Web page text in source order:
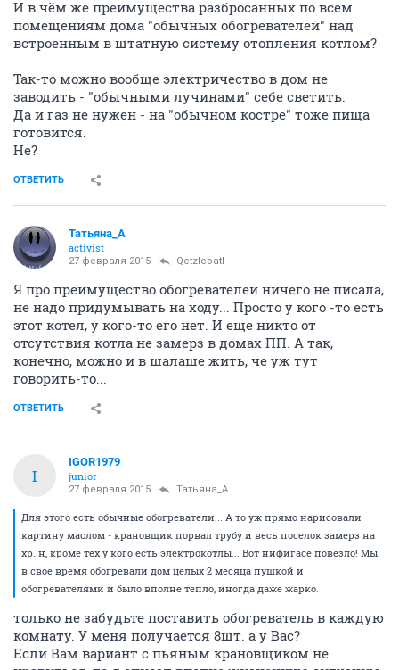
И в чём же преимущества разбросанных по всем
помещениям дома "обычных обогревателей" над
встроенным в штатную систему отопления котлом?
Так-то можно вообще электричество в дом не
заводить - "обычными лучинами" себе светить.
Да и газ не нужен - на "обычном костре" тоже пища
готовится.
Не?
ОТВЕТИТЬ
Татьяна_А
activist
27 февраля 2015 Qetzlcoatl
Я про преимущество обогревателей ничего не писала,
не надо придумывать на ходу... Просто у кого -то есть
этот котел, у кого-то его нет. И еще никто от
отсутствия котла не замерз в домах ПП. А так,
конечно, можно и в шалаше жить, че уж тут
говорить-то...
ОТВЕТИТЬ
I
IGOR1979
junior
27 февраля 2015 Татьяна_А
Для этого есть обычные обогреватели... А то уж прямо нарисовали
картину маслом - крановщик порвал трубу и весь поселок замерз на
хр..н, кроме тех у кого есть электрокотлы... Вот нифигасе повезло! Мы
в свое время обогревали дом целых 2 месяца пушкой и
обогревателями и было вполне тепло, иногда даже жарко.
только не забудьте поставить обогреватель в каждую
комнату. У меня получается 8шт. а у Вас?
Если Вам вариант с пьяным крановщиком не